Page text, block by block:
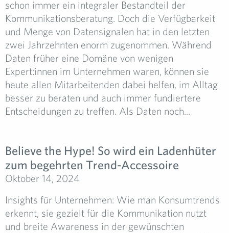
schon immer ein integraler Bestandteil der
Kommunikationsberatung. Doch die Verfügbarkeit
und Menge von Datensignalen hat in den letzten
zwei Jahrzehnten enorm zugenommen. Während
Daten früher eine Domäne von wenigen
Expert:innen im Unternehmen waren, können sie
heute allen Mitarbeitenden dabei helfen, im Alltag
besser zu beraten und auch immer fundiertere
Entscheidungen zu treffen. Als Daten noch...
Believe the Hype! So wird ein Ladenhüter
zum begehrten Trend-Accessoire
Oktober 14, 2024
Insights für Unternehmen: Wie man Konsumtrends
erkennt, sie gezielt für die Kommunikation nutzt
und breite Awareness in der gewünschten